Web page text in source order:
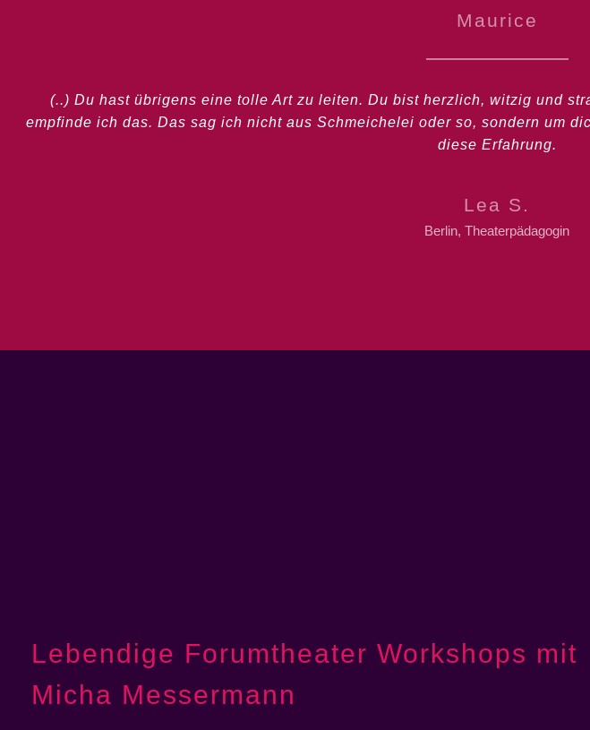
Maurice
(..) Du hast übrigens eine tolle Art zu leiten. Du bist herzlich, witzig und
empfinde ich das. Das sag ich nicht aus Schmeichelei oder so, sondern um
diese Erfahrung.
Lea S.
Berlin, Theaterpädagogin
Lebendige Forumtheater Workshops mit
Micha Messermann